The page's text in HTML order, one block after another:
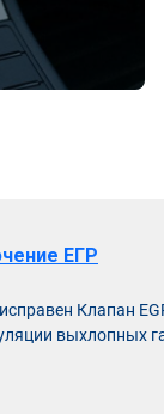
ЕГР
Клапан
выхлопных